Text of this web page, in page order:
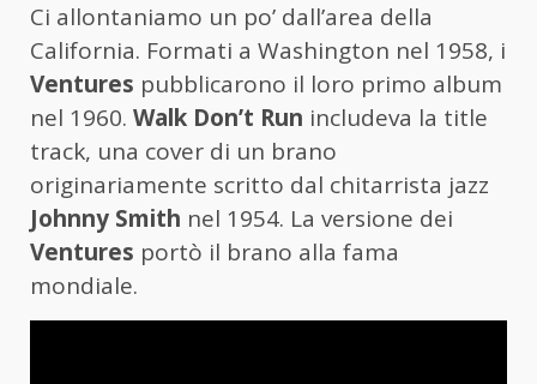
Ci allontaniamo un po’ dall’area della
California. Formati a Washington nel 1958, i
Ventures pubblicarono il loro primo album
nel 1960. Walk Don’t Run includeva la title
track, una cover di un brano
originariamente scritto dal chitarrista jazz
Johnny Smith nel 1954. La versione dei
Ventures portò il brano alla fama
mondiale.